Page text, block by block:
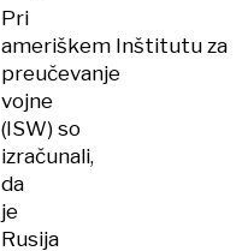
Pri
ameriškem Inštitutu za
preučevanje
vojne
(ISW) so
izračunali,
da
je
Rusija